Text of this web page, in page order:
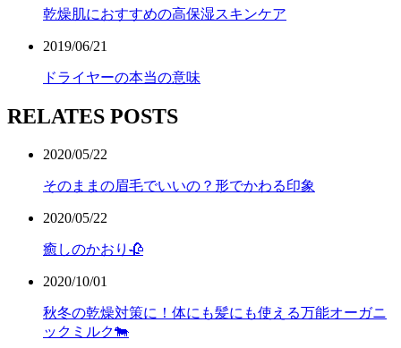
乾燥肌におすすめの高保湿スキンケア
2019/06/21
ドライヤーの本当の意味
RELATES POSTS
2020/05/22
そのままの眉毛でいいの？形でかわる印象
2020/05/22
癒しのかおり🥀
2020/10/01
秋冬の乾燥対策に！体にも髪にも使える万能オーガニ
ックミルク🐄